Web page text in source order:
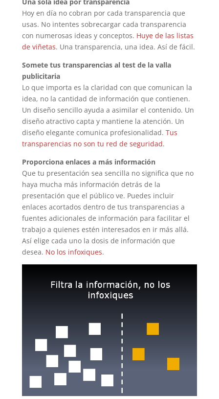
Hoy en día no cobran por cada transparencia que
usas. No intentes sobrecargar cada transparencia
con numerosas ideas y conceptos. Huye de las listas
de viñetas. Una transparencia, una idea. Así de fácil.
Somete tus transparencias al test de la valla
publicitaria
Lo que importa es la claridad con que comunican la
idea, no la cantidad de información que contienen.
Un diseño sencillo ayuda a asimilar el contenido. Un
diseño atractivo capta y mantiene la atención. Un
diseño elegante comunica profesionalidad. Tus
transparencias no son tu red de seguridad.
Proporciona enlaces a más información
Que tu presentación sea sencilla no significa que no
haya mucha más información detrás de la
presentación que el público ve. Puedes incluir
enlaces acortados dentro de tus transparencias a
fuentes adicionales de información para facilitar el
trabajo a quienes estén interesados en ir más allá.
Así elige cada uno la dosis de información que
desea. No los infoxiques.